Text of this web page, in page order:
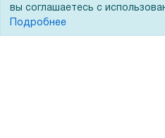
Сервисный центр
вы соглашаетесь с
Подробнее